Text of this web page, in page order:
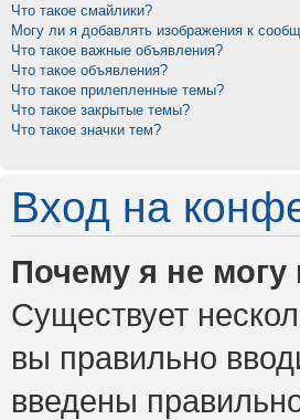
Что такое смайлики?
Могу ли я добавлять изображения к
Что такое важные объявления?
Что такое объявления?
Что такое прилепленные темы?
Что такое закрытые темы?
Что такое значки тем?
Вход на
Почему я не могу
Существует
вы правильно
введены